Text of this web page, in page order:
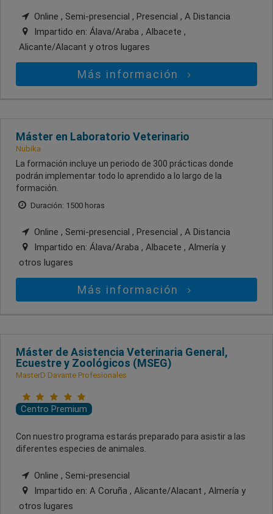
Online , Semi-presencial , Presencial , A Distancia
Impartido en: Álava/Araba , Albacete ,
Alicante/Alacant y otros lugares
Más información
Máster en Laboratorio Veterinario
Nubika
La formación incluye un periodo de 300 prácticas donde
podrán implementar todo lo aprendido a lo largo de la
formación.
Duración: 1500 horas
Online , Semi-presencial , Presencial , A Distancia
Impartido en: Álava/Araba , Albacete , Almería y
otros lugares
Más información
Máster de Asistencia Veterinaria General,
Ecuestre y Zoológicos (MSEG)
MasterD Davante Profesionales
Centro Premium
Con nuestro programa estarás preparado para asistir a las
diferentes especies de animales.
Online , Semi-presencial
Impartido en: A Coruña , Alicante/Alacant , Almería y
otros lugares